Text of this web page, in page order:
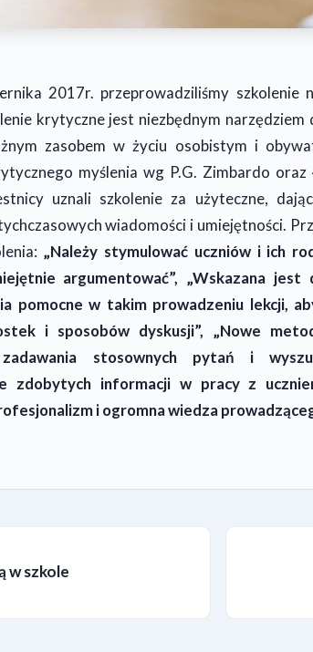
2017r. przeprowadziliśmy szkolenie
krytyczne jest niezbędnym
zasobem w życiu osobistym i
myślenia wg P.G. Zimbardo
uznali szkolenie za użyteczne,
wiadomości i umiejętności.
„Należy stymulować uczniów i ich
argumentować”, „Wskazana jest
pomocne w takim prowadzeniu lekcji,
i sposobów dyskusji”, „Nowe
zadawania stosownych pytań i
zdobytych informacji w pracy z
i ogromna wiedza
w szkole